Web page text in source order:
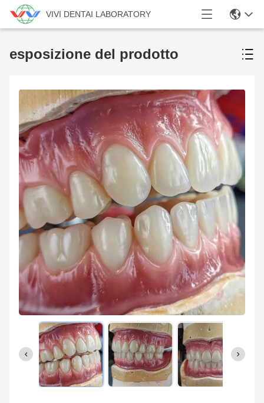
VIVI DENTAI LABORATORY
esposizione del prodotto